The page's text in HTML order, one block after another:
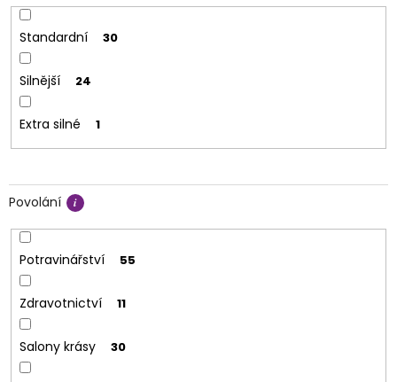
Standardní 30
Silnější 24
Extra silné 1
Povolání
Potravinářství 55
Zdravotnictví 11
Salony krásy 30